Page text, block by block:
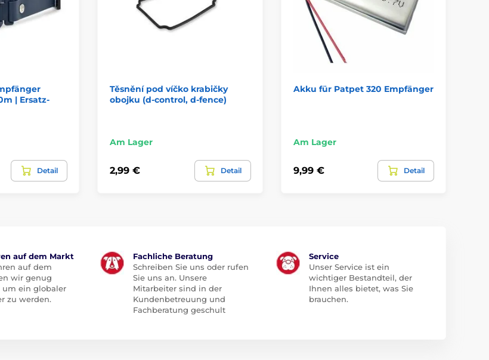
| Ersatz-
Detail
Těsnění pod víčko krabičky
obojku (d-control, d-fence)
Am Lager
2,99 € Detail
Akku für Patpet 320 Empfänger
Am Lager
9,99 € Detail
auf dem Markt
auf dem
wir genug
um ein globaler
zu werden.
Fachliche Beratung
Schreiben Sie uns oder rufen
Sie uns an. Unsere
Mitarbeiter sind in der
Kundenbetreuung und
Fachberatung geschult
Service
Unser Service ist ein
wichtiger Bestandteil, der
Ihnen alles bietet, was Sie
brauchen.